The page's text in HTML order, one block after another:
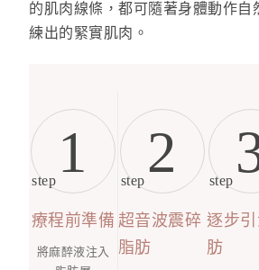
的肌肉線條，都可隨著身體動作自
練出的緊實肌肉。
step 1
療程前準備
將麻醉液注入
step 2
超音波震碎
脂肪
step
逐步
肪